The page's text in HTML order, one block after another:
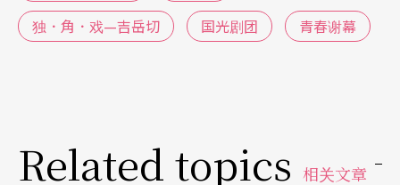
扮演角色的来回穿梭中，敷演京剧传统折子戏片
由单一角色的多重分化与扮演，在单纯主题中进行
多声部的内心探索。
独．角．戏—吉岳切
国光剧团 青春谢幕
Related topics 相关文章